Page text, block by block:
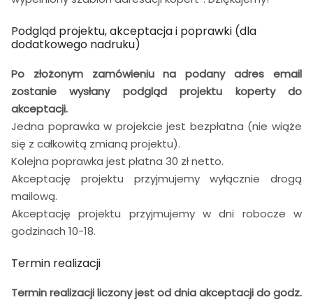
Podgląd projektu, akceptacja i poprawki (dla
dodatkowego nadruku)
Po złożonym zamówieniu na podany adres email
zostanie wysłany podgląd projektu koperty do
akceptacji.
Jedna poprawka w projekcie jest bezpłatna (nie wiąże
się z całkowitą zmianą projektu).
Kolejna poprawka jest płatna 30 zł netto.
Akceptację projektu przyjmujemy wyłącznie drogą
mailową.
Akceptację projektu przyjmujemy w dni robocze w
godzinach 10-18.
Termin realizacji
Termin realizacji liczony jest od dnia akceptacji do godz.